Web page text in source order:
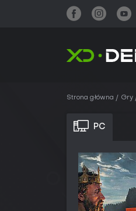
Strona główna Gry
PC